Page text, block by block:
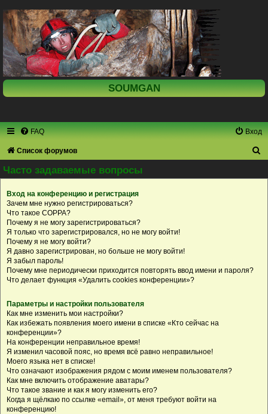
SOUMGAN
FAQ Вход
Список форумов
и
Часто задаваемые вопросы
Вход на конференцию и регистрация
Зачем мне нужно регистрироваться?
Что такое COPPA?
Почему я не могу зарегистрироваться?
Я только что зарегистрировался, но не могу войти!
Почему я не могу войти?
Я давно зарегистрирован, но больше не могу войти!
Я забыл пароль!
Почему мне периодически приходится повторять ввод имени и пароля?
Что делает функция «Удалить cookies конференции»?
Параметры и настройки пользователя
Как мне изменить мои настройки?
Как избежать появления моего имени в списке «Кто сейчас на
конференции»?
На конференции неправильное время!
Я изменил часовой пояс, но время всё равно неправильное!
Моего языка нет в списке!
Что означают изображения рядом с моим именем пользователя?
Как мне включить отображение аватары?
Что такое звание и как я могу изменить его?
Когда я щёлкаю по ссылке «email», от меня требуют войти на
конференцию!